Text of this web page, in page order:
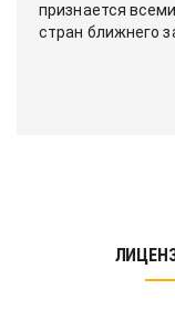
признается
стран ближнего